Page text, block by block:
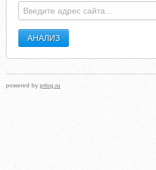
powered by prlog.ru